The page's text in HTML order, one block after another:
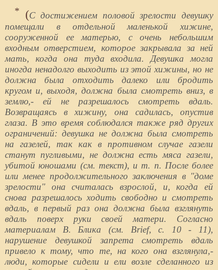
* (С достижением половой зрелости девушку
помещали в отдельной маленькой хижине,
сооруженной ее матерью, с очень небольшим
входным отверстием, которое закрывала за ней
мать, когда она туда входила. Девушка могла
иногда ненадолго выходить из этой хижины, но не
должна была отходить далеко или бродить
кругом и, выходя, должна была смотреть вниз, в
землю,- ей не разрешалось смотреть вдаль.
Возвращаясь в хижину, она садилась, опустив
глаза. В это время соблюдался также ряд других
ограничений: девушка не должна была смотреть
на газелей, так как в противном случае газели
станут пугливыми, не должна есть мяса газели,
убитой юношами (см. текст), и т. п. После более
или менее продолжительного заключения в "доме
зрелости" она считалась взрослой, и, когда ей
снова разрешалось ходить свободно и смотреть
вдаль, в первый раз она должна была взглянуть
вдаль поверх руки своей матери. Согласно
материалам В. Блика (см. Brief, с. 10 - 11),
нарушение девушкой запрета смотреть вдаль
привело к тому, что те, на кого она взглянула,-
люди, которые сидели и ели возле сделанного из